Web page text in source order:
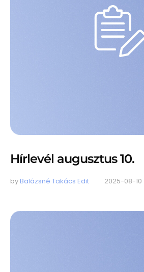
Hírlevél augusztus 10.
by Balázsné Takács Edit 2025-08-10